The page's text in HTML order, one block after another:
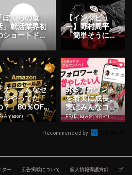
「ぼくらの就
」就活業界初
ショートドラ
マシリーズを本
より公開！ | Y
【インタビュ
ー】野村周平、
「簡単そうに見
えるけれど、ち
ゃんと伝えない
といけない物...
え、こんなセ
ルやってた
？」80％OFF
上が続々登
！Amazonの本
SNSアカウント
を着実に成長。
実はみんなココ
使ってます。
PR(Dreaw合同会社)
Recommended by
ター 広告掲載について 個人情報保護方針 プ